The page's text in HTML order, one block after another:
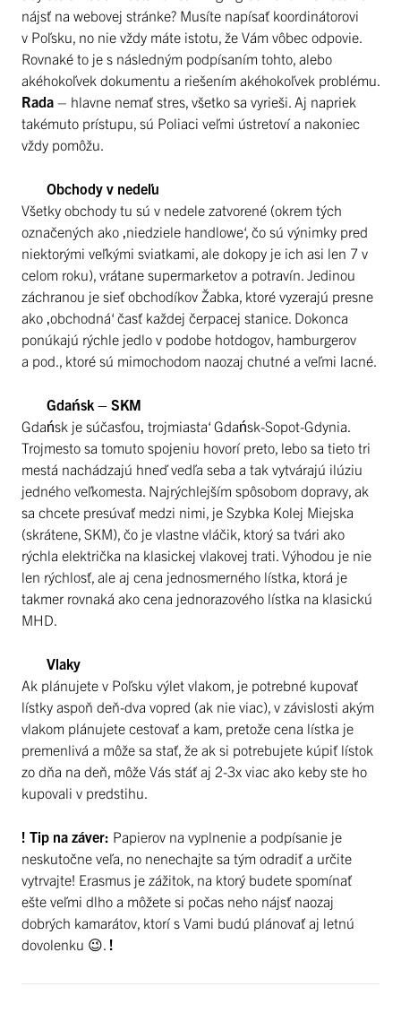
nájsť na webovej stránke? Musíte napísať koordinátorovi
v Poľsku, no nie vždy máte istotu, že Vám vôbec odpovie.
Rovnaké to je s následným podpísaním tohto, alebo
akéhokoľvek dokumentu a riešením akéhokoľvek problému.
Rada – hlavne nemať stres, všetko sa vyrieši. Aj napriek
takémuto prístupu, sú Poliaci veľmi ústretoví a nakoniec
vždy pomôžu.
Obchody v nedeľu
Všetky obchody tu sú v nedele zatvorené (okrem tých
označených ako ‚niedziele handlowe‘, čo sú výnimky pred
niektorými veľkými sviatkami, ale dokopy je ich asi len 7 v
celom roku), vrátane supermarketov a potravín. Jedinou
záchranou je sieť obchodíkov Žabka, ktoré vyzerajú presne
ako ‚obchodná‘ časť každej čerpacej stanice. Dokonca
ponúkajú rýchle jedlo v podobe hotdogov, hamburgerov
a pod., ktoré sú mimochodom naozaj chutné a veľmi lacné.
Gdańsk – SKM
Gdańsk je súčasťou‚ trojmiasta‘ Gdańsk-Sopot-Gdynia.
Trojmesto sa tomuto spojeniu hovorí preto, lebo sa tieto tri
mestá nachádzajú hneď vedľa seba a tak vytvárajú ilúziu
jedného veľkomesta. Najrýchlejším spôsobom dopravy, ak
sa chcete presúvať medzi nimi, je Szybka Kolej Miejska
(skrátene, SKM), čo je vlastne vláčik, ktorý sa tvári ako
rýchla električka na klasickej vlakovej trati. Výhodou je nie
len rýchlosť, ale aj cena jednosmerného lístka, ktorá je
takmer rovnaká ako cena jednorazového lístka na klasickú
MHD.
Vlaky
Ak plánujete v Poľsku výlet vlakom, je potrebné kupovať
lístky aspoň deň-dva vopred (ak nie viac), v závislosti akým
vlakom plánujete cestovať a kam, pretože cena lístka je
premenlivá a môže sa stať, že ak si potrebujete kúpiť lístok
zo dňa na deň, môže Vás stáť aj 2-3x viac ako keby ste ho
kupovali v predstihu.
! Tip na záver: Papierov na vyplnenie a podpísanie je
neskutočne veľa, no nenechajte sa tým odradiť a určite
vytrvajte! Erasmus je zážitok, na ktorý budete spomínať
ešte veľmi dlho a môžete si počas neho nájsť naozaj
dobrých kamarátov, ktorí s Vami budú plánovať aj letnú
dovolenku 😉. !